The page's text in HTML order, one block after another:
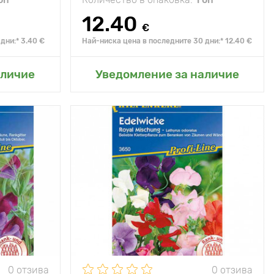
3.40 €
12.40 €
Най-ниска цена в последните 30 дни:* 12.40 €
Уведомление за наличие
Добавяне в моята градина
0 отзива
синьо-
цветя
- 200 см
10 х 20 см
0 отзива